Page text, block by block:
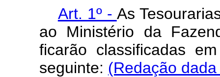
Art. 1º - As
ao Ministério da
ficarão classificadas
seguinte: (Redação